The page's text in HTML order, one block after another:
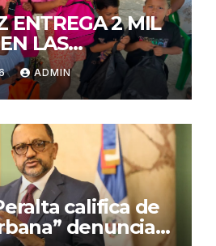
ENTREGA 2 MIL
LAS
ADMIN
califica de
denuncias